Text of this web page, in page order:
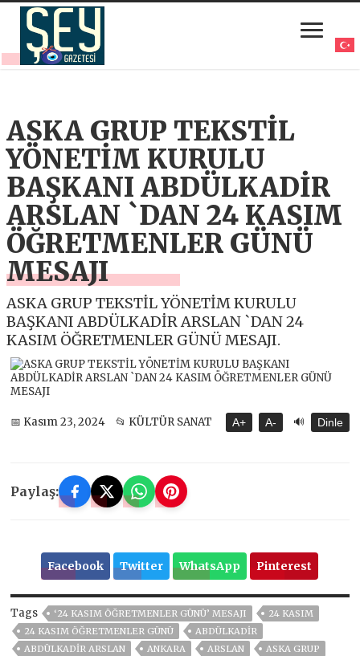
ASKA GRUP TEKSTİL
YÖNETİM KURULU
BAŞKANI ABDÜLKADİR
ARSLAN `DAN 24 KASIM
ÖĞRETMENLER GÜNÜ
MESAJI
ASKA GRUP TEKSTİL YÖNETİM KURULU
BAŞKANI ABDÜLKADİR ARSLAN `DAN 24
KASIM ÖĞRETMENLER GÜNÜ MESAJI.
📅 Kasım 23, 2024 📂 KÜLTÜR SANAT A+ A- 🔊 Dinle
Paylaş:
Facebook Twitter WhatsApp Pinterest
Tags ‘24 KASIM ÖĞRETMENLER GÜNÜ’ MESAJI
24 KASIM
24 KASIM ÖĞRETMENLER GÜNÜ
ABDÜLKADIR
ABDÜLKADİR ARSLAN
ANKARA ARSLAN
ASKA GRUP